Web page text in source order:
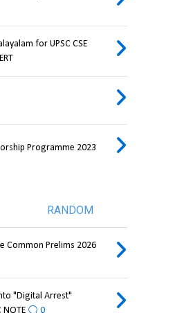
for UPSC CSE
Programme 2023
RANDOM
Common Prelims 2026
"Digital Arrest"
NOTE
0